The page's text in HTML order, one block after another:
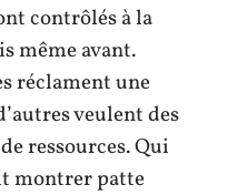
contrôlés à la
même avant.
réclament une
veulent des
ressources. Qui
montrer patte